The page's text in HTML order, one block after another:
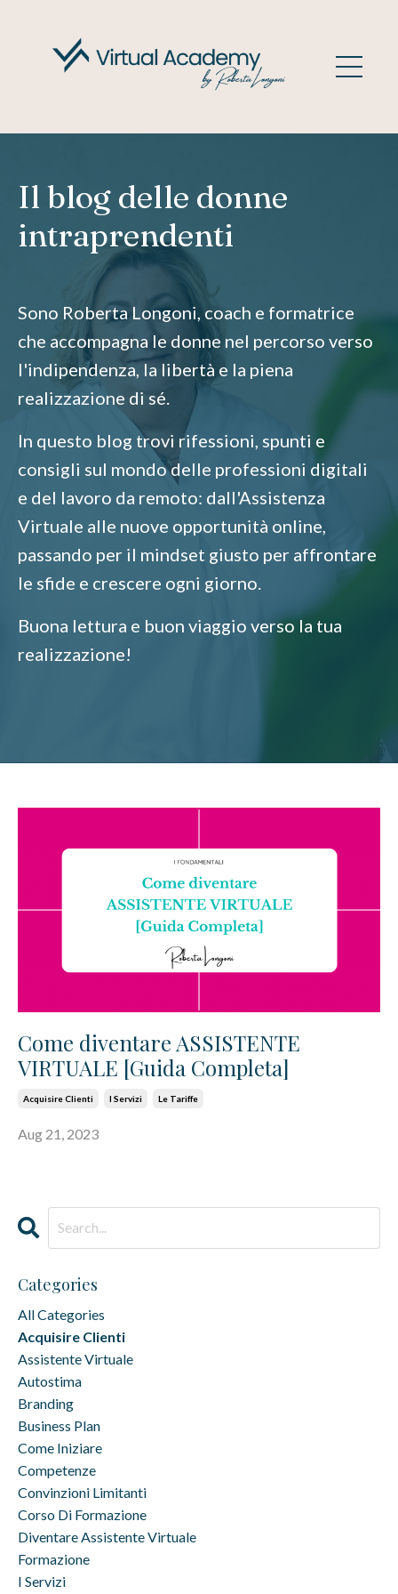
Il blog delle donne
intraprendenti
Sono Roberta Longoni, coach e formatrice
che accompagna le donne nel percorso verso
l'indipendenza, la libertà e la piena
realizzazione di sé.
In questo blog trovi rifessioni, spunti e
consigli sul mondo delle professioni digitali
e del lavoro da remoto: dall'Assistenza
Virtuale alle nuove opportunità online,
passando per il mindset giusto per affrontare
le sfide e crescere ogni giorno.
Buona lettura e buon viaggio verso la tua
realizzazione!
Come diventare ASSISTENTE
VIRTUALE [Guida Completa]
Acquisire Clienti I Servizi Le Tariffe
Aug 21, 2023
Categories
All Categories
Acquisire Clienti
Assistente Virtuale
Autostima
Branding
Business Plan
Come Iniziare
Competenze
Convinzioni Limitanti
Corso Di Formazione
Diventare Assistente Virtuale
Formazione
I Servizi